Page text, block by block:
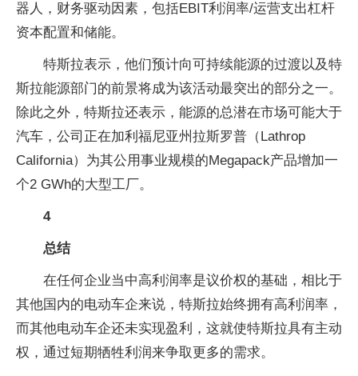
器人，财务驱动因素，包括EBIT利润率/运营支出杠杆
资本配置和储能。
特斯拉表示，他们预计向可持续能源的过渡以及特
斯拉能源部门的前景将成为该活动最突出的部分之一。
除此之外，特斯拉还表示，能源的总潜在市场可能大于
汽车，公司正在加利福尼亚州拉斯罗普（Lathrop
California）为其公用事业规模的Megapack产品增加一
个2 GWh的大型工厂。
4
总结
在任何企业当中高利润率是议价权的基础，相比于
其他国内的电动车企来说，特斯拉始终拥有高利润率，
而其他电动车企还未实现盈利，这就使特斯拉具有主动
权，通过短期牺牲利润来争取更多的需求。